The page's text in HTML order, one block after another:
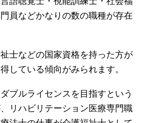
員などかなりの数の職種が存在
士などの国家資格を持った方が
している傾向がみられます。
ブルライセンスを目指すという
リハビリテーション医療専門職